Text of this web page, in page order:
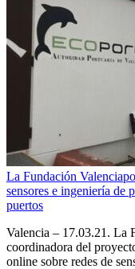
La Fundación
sensores e ingeniería de
puertos
Valencia – 17.03.21. La
coordinadora del
online sobre redes de